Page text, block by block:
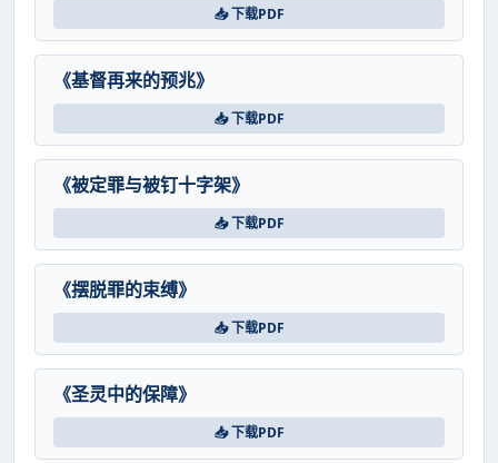
📥 下载PDF
《基督再来的预兆》
📥 下载PDF
《被定罪与被钉十字架》
📥 下载PDF
《摆脱罪的束缚》
📥 下载PDF
《圣灵中的保障》
📥 下载PDF